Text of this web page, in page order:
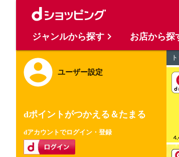
ユーザー設定
dポイントがつかえる＆たまる
dアカウントでログイン・登録
ジャンルから探す お店から探